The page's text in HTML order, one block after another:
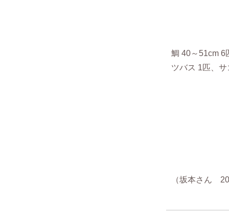
鯛 40～51cm 6
ツバス 1匹、
（坂本さん